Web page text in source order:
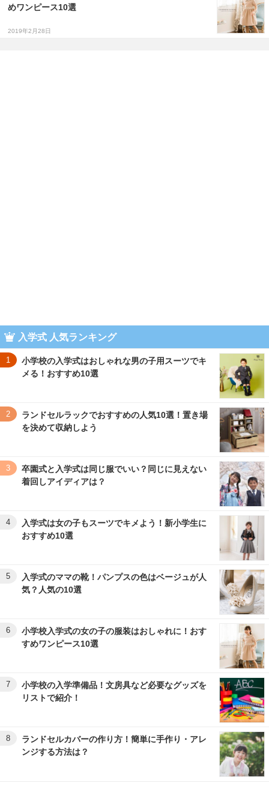
めワンピース10選
2019年2月28日
入学式 人気ランキング
1
小学校の入学式はおしゃれな男の子用スーツでキ
メる！おすすめ10選
2
ランドセルラックでおすすめの人気10選！置き場
を決めて収納しよう
3
卒園式と入学式は同じ服でいい？同じに見えない
着回しアイディアは？
4
入学式は女の子もスーツでキメよう！新小学生に
おすすめ10選
5
入学式のママの靴！パンプスの色はベージュが人
気？人気の10選
6
小学校入学式の女の子の服装はおしゃれに！おす
すめワンピース10選
7
小学校の入学準備品！文房具など必要なグッズを
リストで紹介！
8
ランドセルカバーの作り方！簡単に手作り・アレ
ンジする方法は？